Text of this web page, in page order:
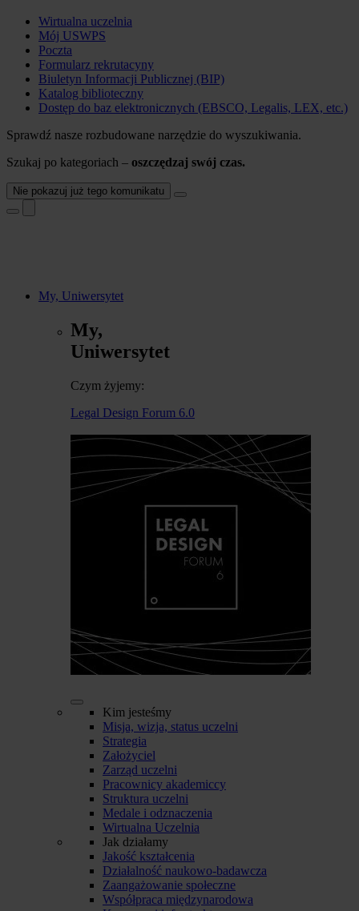
Wirtualna uczelnia
Mój USWPS
Poczta
Formularz rekrutacyny
Biuletyn Informacji Publicznej (BIP)
Katalog biblioteczny
Dostęp do baz elektronicznych (EBSCO, Legalis, LEX, etc.)
Sprawdź nasze rozbudowane narzędzie do wyszukiwania.
Szukaj po kategoriach – oszczędzaj swój czas.
Nie pokazuj już tego komunikatu
My, Uniwersytet
My,
Uniwersytet
Czym żyjemy:
Legal Design Forum 6.0
Kim jesteśmy
Misja, wizja, status uczelni
Strategia
Założyciel
Zarząd uczelni
Pracownicy akademiccy
Struktura uczelni
Medale i odznaczenia
Wirtualna Uczelnia
Jak działamy
Jakość kształcenia
Działalność naukowo-badawcza
Zaangażowanie społeczne
Współpraca międzynarodowa